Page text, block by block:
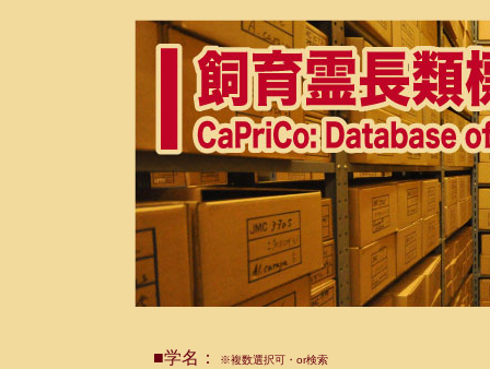
■学名： ※複数選択可・or検索